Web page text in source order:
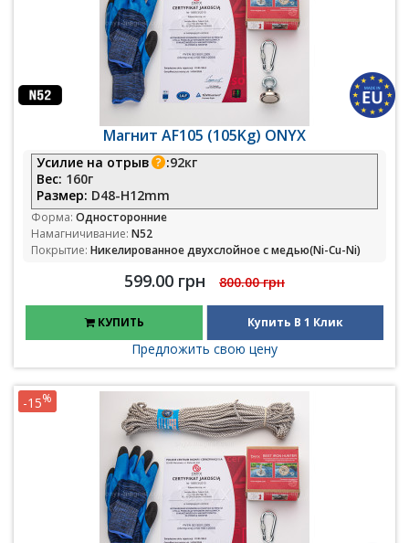
Магнит AF105 (105Kg) ONYX
Усилие на отрыв :92кг
Вес: 160г
Размер: D48-H12mm
Форма: Односторонние
Намагничивание: N52
Покрытие: Никелированное двухслойное с медью(Ni-Cu-Ni)
599.00 грн 800.00 грн
КУПИТЬ Купить В 1 Клик
Предложить свою цену
-15%